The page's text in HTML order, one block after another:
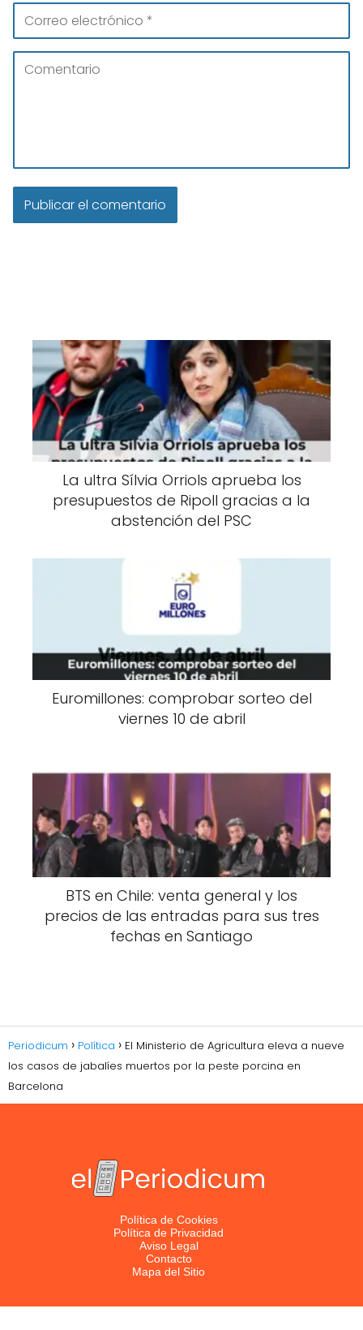
La ultra Sílvia Orriols aprueba los
presupuestos de Ripoll gracias a la
abstención del PSC
Euromillones: comprobar sorteo del
viernes 10 de abril
BTS en Chile: venta general y los
precios de las entradas para sus tres
fechas en Santiago
Periodicum Política
El Ministerio de Agricultura eleva a nueve
los casos de jabalíes muertos por la peste porcina en
Barcelona
Política de Cookies
Política de Privacidad
Aviso Legal
Contacto
Mapa del Sitio